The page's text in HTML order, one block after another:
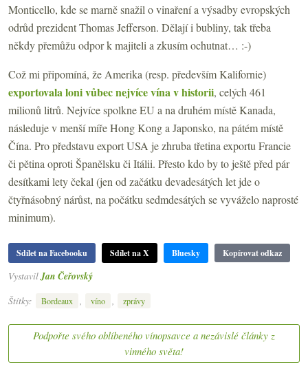
Monticello, kde se marně snažil o vinaření a výsadby evropských
odrůd prezident Thomas Jefferson. Dělají i bubliny, tak třeba
někdy přemůžu odpor k majiteli a zkusím ochutnat… :-)
Což mi připomíná, že Amerika (resp. především Kalifornie)
exportovala loni vůbec nejvíce vína v historii, celých 461
milionů litrů. Nejvíce spolkne EU a na druhém místě Kanada,
následuje v menší míře Hong Kong a Japonsko, na pátém místě
Čína. Pro představu export USA je zhruba třetina exportu Francie
či pětina oproti Španělsku či Itálii. Přesto kdo by to ještě před pár
desítkami lety čekal (jen od začátku devadesátých let jde o
čtyřnásobný nárůst, na počátku sedmdesátých se vyváželo naprosté
minimum).
Sdílet na Facebooku Sdílet na X Bluesky Kopírovat odkaz
Vystavil Jan Čeřovský
Štítky:
Bordeaux , víno , zprávy
Podpořte svého oblíbeného vínopsavce a nezávislé články z
vinného světa!